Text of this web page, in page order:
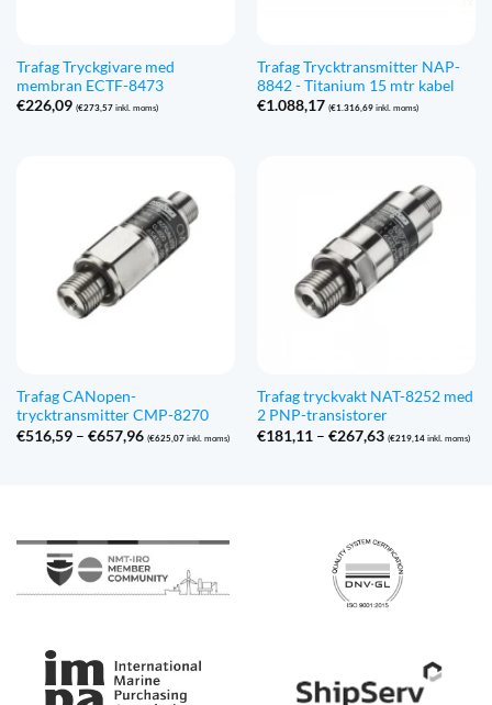
Trafag Tryckgivare med
membran ECTF-8473
€226,09 (€273,57inkl. moms)
Trafag Trycktransmitter NAP-
8842 - Titanium 15 mtr kabel
€1.088,17 (€1.316,69inkl. moms)
Trafag CANopen-
trycktransmitter CMP-8270
€516,59 – €657,96Prisintervall:
(€625,07inkl. moms)
Trafag tryckvakt NAT-8252 med
2 PNP-transistorer
€181,11 – €267,63Prisintervall:
(€219,14inkl. moms)